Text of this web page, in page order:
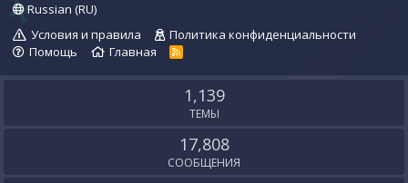
Russian (RU)
Условия и правила
Политика конфиденциальности
Помощь
Главная
R
S
1,139
ТЕМЫ
17,808
СООБЩЕНИЯ